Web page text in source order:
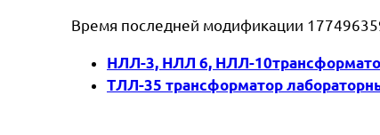
Время последней модификации
НЛЛ-3, НЛЛ 6, НЛЛ-
ТЛЛ-35 трансформатор